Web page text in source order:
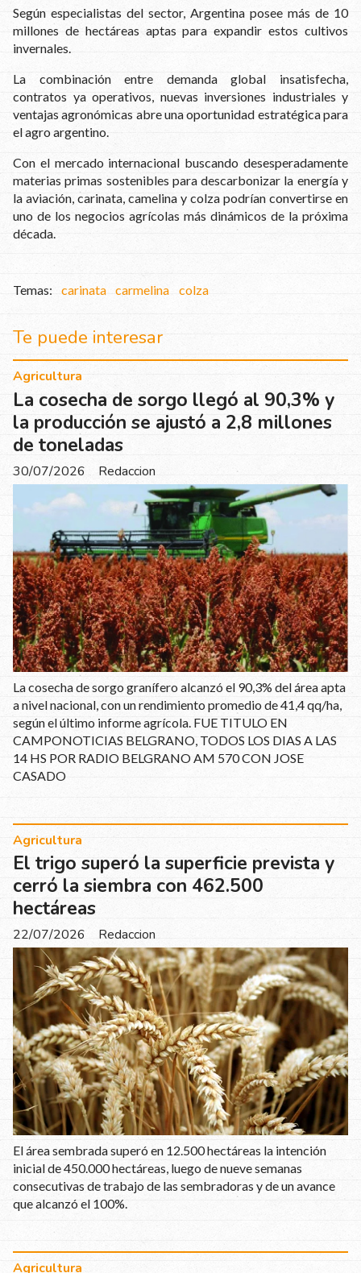
Según especialistas del sector, Argentina posee más de 10
millones de hectáreas aptas para expandir estos cultivos
invernales.
La combinación entre demanda global insatisfecha,
contratos ya operativos, nuevas inversiones industriales y
ventajas agronómicas abre una oportunidad estratégica para
el agro argentino.
Con el mercado internacional buscando desesperadamente
materias primas sostenibles para descarbonizar la energía y
la aviación, carinata, camelina y colza podrían convertirse en
uno de los negocios agrícolas más dinámicos de la próxima
década.
carinata carmelina colza
Te puede interesar
La cosecha de sorgo llegó al 90,3% y
la producción se ajustó a 2,8 millones
de toneladas
Redaccion
Agricultura
30/07/2026
La cosecha de sorgo granífero alcanzó el 90,3% del área apta
a nivel nacional, con un rendimiento promedio de 41,4 qq/ha,
según el último informe agrícola. FUE TITULO EN
CAMPONOTICIAS BELGRANO, TODOS LOS DIAS A LAS
14 HS POR RADIO BELGRANO AM 570 CON JOSE
CASADO
El trigo superó la superficie prevista y
cerró la siembra con 462.500
hectáreas
Redaccion
Agricultura
22/07/2026
El área sembrada superó en 12.500 hectáreas la intención
inicial de 450.000 hectáreas, luego de nueve semanas
consecutivas de trabajo de las sembradoras y de un avance
que alcanzó el 100%.
Agricultura